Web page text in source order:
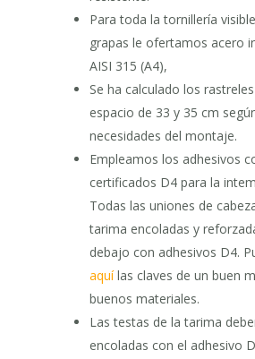
Para toda la tornillería
grapas le ofertamos acero
AISI 315 (A4),
Se ha calculado los
espacio de 33 y 35 cm
necesidades del montaje.
Empleamos los adhesivos
certificados D4 para la
Todas las uniones de
tarima encoladas y
debajo con adhesivos D4.
aquílas claves de un buen
buenos materiales.
Las testas de la tarima
encoladas con el adhesivo